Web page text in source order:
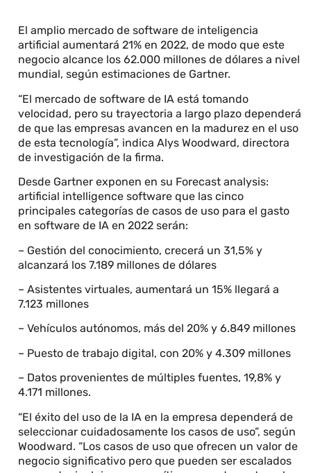
El amplio mercado de software de inteligencia
artificial aumentará 21% en 2022, de modo que este
negocio alcance los 62.000 millones de dólares a nivel
mundial, según estimaciones de Gartner.
“El mercado de software de IA está tomando
velocidad, pero su trayectoria a largo plazo dependerá
de que las empresas avancen en la madurez en el uso
de esta tecnología”, indica Alys Woodward, directora
de investigación de la firma.
Desde Gartner exponen en su Forecast analysis:
artificial intelligence software que las cinco
principales categorías de casos de uso para el gasto
en software de IA en 2022 serán:
– Gestión del conocimiento, crecerá un 31,5% y
alcanzará los 7.189 millones de dólares
– Asistentes virtuales, aumentará un 15% llegará a
7.123 millones
– Vehículos autónomos, más del 20% y 6.849 millones
– Puesto de trabajo digital, con 20% y 4.309 millones
– Datos provenientes de múltiples fuentes, 19,8% y
4.171 millones.
“El éxito del uso de la IA en la empresa dependerá de
seleccionar cuidadosamente los casos de uso”, según
Woodward. “Los casos de uso que ofrecen un valor de
negocio significativo pero que pueden ser escalados